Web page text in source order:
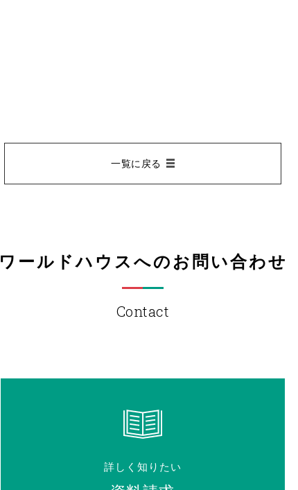
一覧に戻る
ワールドハウスへのお問い合わせ
Contact
詳しく知りたい